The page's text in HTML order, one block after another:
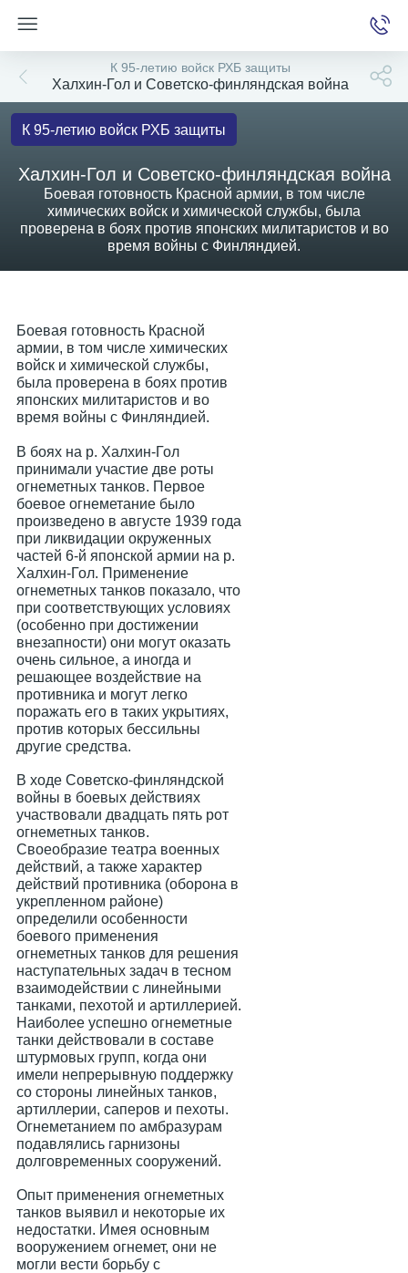
К 95-летию войск РХБ защиты
Халхин-Гол и Советско-финляндская война
Халхин-Гол и Советско-финляндская война
Боевая готовность Красной армии, в том числе
химических войск и химической службы, была
проверена в боях против японских милитаристов и во
время войны с Финляндией.
К 95-летию войск РХБ защиты
Боевая готовность Красной
армии, в том числе химических
войск и химической службы,
была проверена в боях против
японских милитаристов и во
время войны с Финляндией.
В боях на р. Халхин-Гол
принимали участие две роты
огнеметных танков. Первое
боевое огнеметание было
произведено в августе 1939 года
при ликвидации окруженных
частей 6-й японской армии на р.
Халхин-Гол. Применение
огнеметных танков показало, что
при соответствующих условиях
(особенно при достижении
внезапности) они могут оказать
очень сильное, а иногда и
решающее воздействие на
противника и могут легко
поражать его в таких укрытиях,
против которых бессильны
другие средства.
В ходе Советско-финляндской
войны в боевых действиях
участвовали двадцать пять рот
огнеметных танков.
Своеобразие театра военных
действий, а также характер
действий противника (оборона в
укрепленном районе)
определили особенности
боевого применения
огнеметных танков для решения
наступательных задач в тесном
взаимодействии с линейными
танками, пехотой и артиллерией.
Наиболее успешно огнеметные
танки действовали в составе
штурмовых групп, когда они
имели непрерывную поддержку
со стороны линейных танков,
артиллерии, саперов и пехоты.
Огнеметанием по амбразурам
подавлялись гарнизоны
долговременных сооружений.
Опыт применения огнеметных
танков выявил и некоторые их
недостатки. Имея основным
вооружением огнемет, они не
могли вести борьбу с